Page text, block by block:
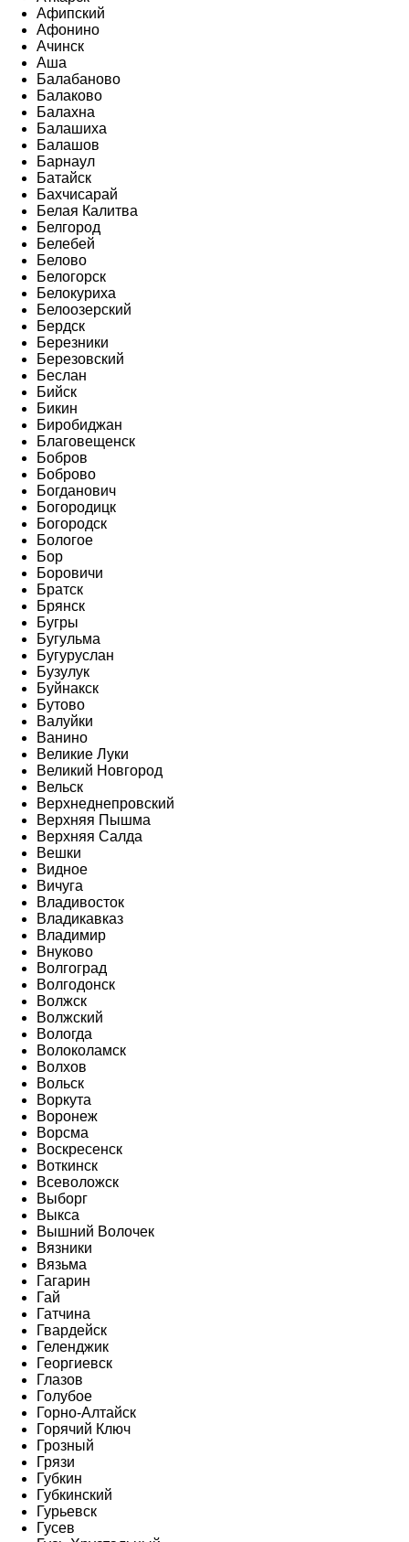
Афипский
Афонино
Ачинск
Аша
Балабаново
Балаково
Балахна
Балашиха
Балашов
Барнаул
Батайск
Бахчисарай
Белая Калитва
Белгород
Белебей
Белово
Белогорск
Белокуриха
Белоозерский
Бердск
Березники
Березовский
Беслан
Бийск
Бикин
Биробиджан
Благовещенск
Бобров
Боброво
Богданович
Богородицк
Богородск
Бологое
Бор
Боровичи
Братск
Брянск
Бугры
Бугульма
Бугуруслан
Бузулук
Буйнакск
Бутово
Валуйки
Ванино
Великие Луки
Великий Новгород
Вельск
Верхнеднепровский
Верхняя Пышма
Верхняя Салда
Вешки
Видное
Вичуга
Владивосток
Владикавказ
Владимир
Внуково
Волгоград
Волгодонск
Волжск
Волжский
Вологда
Волоколамск
Волхов
Вольск
Воркута
Воронеж
Ворсма
Воскресенск
Воткинск
Всеволожск
Выборг
Выкса
Вышний Волочек
Вязники
Вязьма
Гагарин
Гай
Гатчина
Гвардейск
Геленджик
Георгиевск
Глазов
Голубое
Горно-Алтайск
Горячий Ключ
Грозный
Грязи
Губкин
Губкинский
Гурьевск
Гусев